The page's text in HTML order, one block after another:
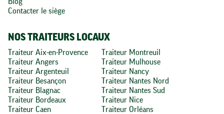
Contacter le siège
NOS TRAITEURS LOCAUX
Traiteur Aix-en-Provence
Traiteur Angers
Traiteur Argenteuil
Traiteur Besançon
Traiteur Blagnac
Traiteur Bordeaux
Traiteur Caen
Traiteur Montreuil
Traiteur Mulhouse
Traiteur Nancy
Traiteur Nantes Nord
Traiteur Nantes Sud
Traiteur Nice
Traiteur Orléans